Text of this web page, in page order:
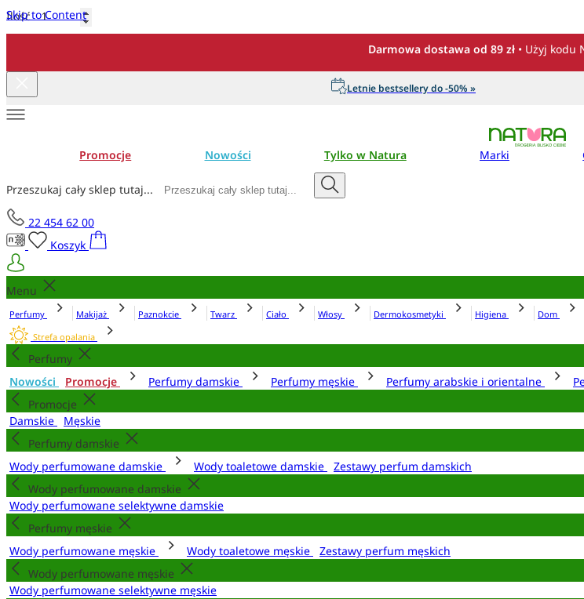
Skip to Content
Darmowa dostawa od 89 zł • Użyj kodu
Letnie bestsellery do -50% »
Promocje Nowości Tylko w Natura Marki
Przeszukaj cały sklep tutaj...
22 454 62 00
Koszyk
Menu
Perfumy Makijaż Paznokcie Twarz Ciało Włosy Dermokosmetyki Higiena Dom
Strefa opalania
Perfumy
Nowości
Promocje Perfumy damskie Perfumy męskie Perfumy arabskie i orientalne
Promocje
Damskie
Męskie
Perfumy damskie
Wody perfumowane damskie
Wody toaletowe damskie
Zestawy perfum damskich
Wody perfumowane damskie
Wody perfumowane selektywne damskie
Perfumy męskie
Wody perfumowane męskie
Wody toaletowe męskie
Zestawy perfum męskich
Wody perfumowane męskie
Wody perfumowane selektywne męskie
Ilość